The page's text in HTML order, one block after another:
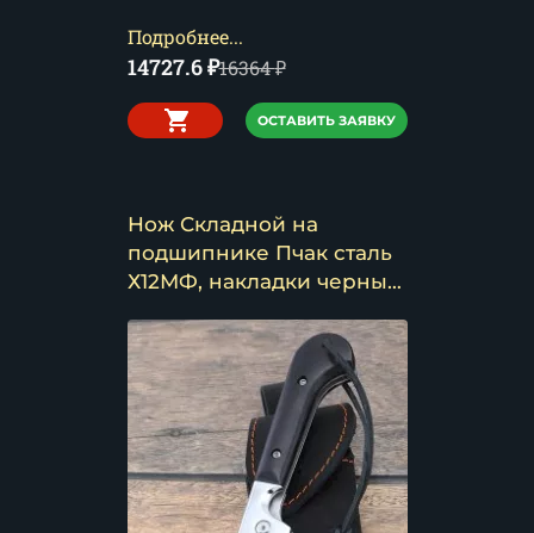
Подробнее...
14727.6₽16364₽
ОСТАВИТЬ ЗАЯВКУ
Нож Складной на
подшипнике Пчак сталь
Х12МФ, накладки черный